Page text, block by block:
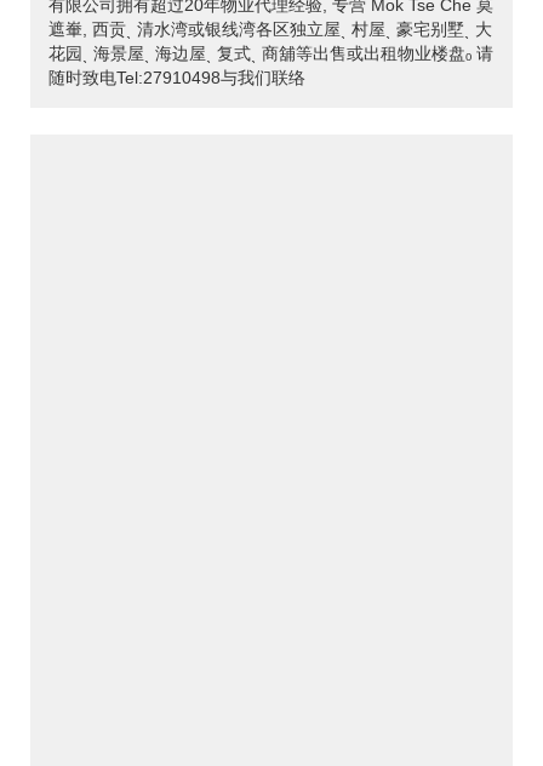
有限公司拥有超过20年物业代理经验, 专营 Mok Tse Che 莫
遮輋, 西贡ˎ 清水湾或银线湾各区独立屋ˎ 村屋ˎ 豪宅别墅ˎ 大
花园ˎ 海景屋ˎ 海边屋ˎ 复式ˎ 商舖等出售或出租物业楼盘ₒ 请
随时致电Tel:27910498与我们联络